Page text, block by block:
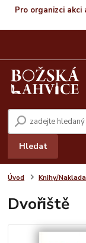
Pro organizci
Hledat
Úvod Knihy/
Dvořiště